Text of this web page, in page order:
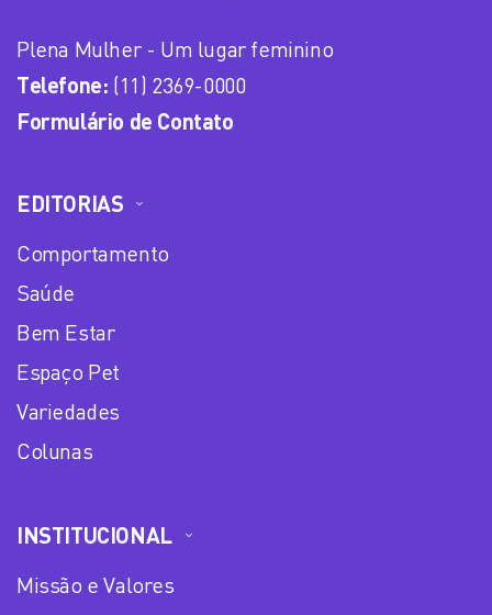
Plena Mulher - Um lugar feminino
Telefone: (11) 2369-0000
Formulário de Contato
EDITORIAS
Comportamento
Saúde
Bem Estar
Espaço Pet
Variedades
Colunas
INSTITUCIONAL
Missão e Valores